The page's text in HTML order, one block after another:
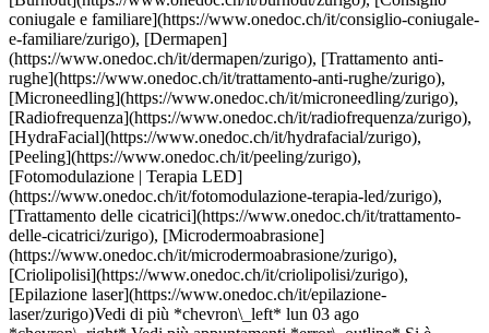
it/dermapen/zurigo), [Trattamento anti-rughe](https://www.onedoc.ch/it/trattamento-anti-rughe/zurigo), [Microneedling](https://www.onedoc.ch/it/microneedling/zurigo), [Radiofrequenza](https://www.onedoc.ch/it/radiofrequenza/zurigo), [HydraFacial](https://www.onedoc.ch/it/hydrafacial/zurigo), [Peeling](https://www.onedoc.ch/it/peeling/zurigo), [Fotomodulazione | Terapia LED](https://www.onedoc.ch/it/fotomodulazione-terapia-led/zurigo), [Trattamento delle cicatrici](https://www.onedoc.ch/it/trattamento-delle-cicatrici/zurigo), [Microdermoabrasione](https://www.onedoc.ch/it/microdermoabrasione/zurigo), [Criolipolisi](https://www.onedoc.ch/it/criolipolisi/zurigo), [Epilazione laser](https://www.onedoc.ch/it/epilazione-laser/zurigo)Vedi di più *chevron\_left* lun 03 ago *chevron\_right* Vedi più appuntamenti *error\_outline* Si è verificato un errore durante il caricamento della disponibilità [Riprova](https://www.onedoc.ch) Competenze: Trattamento delle macchie pigmentate, [Diabete](https://www.onedoc.ch/it/diabete/zurigo), [Disturbi alimentari](https://www.onedoc.ch/it/disturbi-alimentari/zurigo), [Cefalea ed emicrania](https://www.onedoc.ch/it/cefalea-ed-emicrania/zurigo), [Burnout](https://www.onedoc.ch/it/burnout/zurigo), [Consiglio coniugale e familiare](https://www.onedoc.ch/it/consiglio-coniugale-e-familiare/zurigo), [Dermapen](https://www.onedoc.ch/it/dermapen/zurigo), [Trattamento anti-rughe](https://www.onedoc.ch/it/trattamento-anti-rughe/zurigo), [Microneedling](https://www.onedoc.ch/it/microneedling/zurigo), [Radiofrequenza](https://www.onedoc.ch/it/radiofrequenza/zurigo), [HydraFacial](https://www.onedoc.ch/it/hydrafacial/zurigo), [Peeling](https://www.onedoc.ch/it/peeling/zurigo), [Fotomodulazione | Terapia LED](https://www.onedoc.ch/it/fotomodulazione-terapia-led/zurigo), [Trattamento delle cicatrici](https://www.onedoc.ch/it/trattamento-delle-cicatrici/zurigo), [Microdermoabrasione](https://www.onedoc.ch/it/microdermoabrasione/zurigo), [Criolipolisi](https://www.onedoc.ch/it/criolipolisi/zurigo), [Epilazione laser](https://www.onedoc.ch/it/epilazione-laser/zurigo)Vedi di più [![Dipl. med. Elena Zöhner, dermatologa a Zurigo](https://assets.onedoc.ch/images/users/994669b177c5ff3ce5c9e39c704728d247e24ad82cc7881a6ff17c1963831229-small.jpg "Dipl. med. Elena Zöhner, dermatologa a Zurigo")](https://www.onedoc.ch/it/dermatologa/zurigo/pbkhk/dipl-med-elena-zohner) ### [Dipl. med. Elena Zöhner](https://www.onedoc.ch/it/dermatologa/zurigo/pbkhk/dipl-med-elena-zohner) ![Badge che indica un profilo verificato](https://www.onedoc.ch/assets/images/icons/checkmark.svg) [Dermatologa](https://www.onedoc.ch/it/dermatologo/zurigo) [Arzthaus Zürich Stadelhofen](https://www.onedoc.ch/it/centro-medico/zurigo/ewil/arzthaus-zurich-stadelhofen) Goethestrasse 14 8001 Zurigo ![Icona paziente con segno più che indica che il professionista accetta nuovi pazienti](https://www.onedoc.ch/assets/images/icons/new-patients.svg)Accetta nuovi pazienti [Prenota un appuntamento](https://www.onedoc.ch/it/dermatologa/zurigo/pbkhk/dipl-med-elena-zohner) Competenze: Trattamento delle macchie pigmentate, [Allergia | AllergoTest | Controllo allergie](https://www.onedoc.ch/it/allergia-allergotest-controllo-allergie/zurigo), [Emergenza dermatologica](https://www.onedoc.ch/it/emergenza-dermatologica/zurigo), [Desensibilizzazione | Immunoterapia allergene-specifica | Immunoterapia dell'allergene](https://www.onedoc.ch/it/desensibilizzazione-immunoterapia-allergene-specifica-immunoterapia-dell-allergene/zurigo), [Eczema](https://www.onedoc.ch/it/eczema/zurigo), [Controllo della pelle](https://www.onedoc.ch/it/controllo-della-pelle/zurigo), [Melanoma](https://www.onedoc.ch/it/melanoma/zurigo), [Microneedling](https://www.onedoc.ch/it/microneedling/zurigo)Vedi di più Competenze: Trattamento delle macchie pigmentate, [Allergia | AllergoTest | Controllo allergie](https://www.onedoc.ch/it/allergia-allergotest-controllo-allergie/zurigo), [Emergenza dermatologica](https://www.onedoc.ch/it/emergenza-dermatologica/zurigo), [Desensibilizzazione | Immunoterapia allergene-specifica | Immunoterapia dell'allergene](https://www.onedoc.ch/it/desensibilizzazione-immunoterapia-allergene-specifica-immunoterapia-dell-allergene/zurigo), [Eczema](https://www.onedoc.ch/it/eczema/zurigo), [Controllo della pelle](https://www.onedoc.ch/it/controllo-della-pelle/zurigo), [Melanoma](https://www.onedoc.ch/it/melanoma/zurigo), [Microneedling](https://www.onedoc.ch/it/microneedling/zurigo)Vedi di più [![Sig.ra Cristiane Cardoso Schneider, terapista della nutrizione (MCO) a Zurigo](https://assets.onedoc.ch/images/users/280cc5f5f64bbf08fe36497eda4bd9c47c96ee151daf2777837c53588fb2a9c2-small.jpg "Sig.ra Cristiane Cardoso Schneider, terapista della nutrizione (MCO) a Zurigo")](https://www.onedoc.ch/it/terapista-della-nutrizione-mco/zurigo/pchuc/cristiane-cardoso-schneider) ### [Sig.ra Cristiane Cardoso Schneider](https://www.onedoc.ch/it/terapista-della-nutrizione-mco/zurigo/pchuc/cristiane-cardoso-schneider) ![Badge che indica un profilo verificato](https://www.onedoc.ch/assets/images/icons/checkmark.svg) [Terapista della nutrizione (MCO)](https://www.onedoc.ch/it/terapista-della-nutrizione-mco/zurigo) [Ernährungsberatung & Naturheilkunde Online](https://www.onedoc.ch/it/studio-medicina-alternativa/zurigo/e5me/ernahrungsberatung-naturheilkunde-online) Forchstrasse 8b 8008 Zurigo ![Sig.ra Cristiane Cardoso Schneider è affiliata alla rete ASCA](https://assets.onedoc.ch/images/networks/logos/496d325fd4282f2f0a46197dd629fd16fcd2d324839e441a2a65aaa74df08a15-small.png)![Sig.ra Cristiane Cardoso Schneider è affiliata alla rete RME](https://assets.onedoc.ch/images/networks/logos/a202aabd14cdddb5ff03205af2481fb805645ff903773c55a6c572d22f23762e-small.png)![Sig.ra Cristiane Cardoso Schneider è affiliata alla rete NVS](https://assets.onedoc.ch/images/networks/logos/9a2241fd4e36c4b6fa68d6b2b5a7d8e03f1311a3e91f86936a143e15035d5cb6-small.png) ![Icona fotocamera con simbolo play che indica che il professionista offre videoconsulti](https://www.onedoc.ch/assets/images/icons/video-consultations.svg)Video-consulti disponibili ![Icona paziente con segno più che indica che il professionista accetta nuovi pazienti](https://www.onedoc.ch/assets/images/icons/new-patients.svg)Accetta nuovi pazienti [Prenota un appuntamento](https://www.onedoc.ch/it/terapista-della-nutrizione-mco/zurigo/pchuc/cristiane-cardoso-schneider) Competenze: Trattamento delle macchie pigmentate, [Diabete](https://www.onedoc.ch/it/diabete/zurigo), [Disturbi alimentari](https://www.onedoc.ch/it/disturbi-alimentari/zurigo), [Cefalea ed emicrania](https://www.onedoc.ch/it/cefalea-ed-emicrania/zurigo), [Burnout](https://www.onedoc.ch/it/burnout/zurigo), [Consiglio coniugale e familiare](https://www.onedoc.ch/it/consiglio-coniugale-e-familiare/zurigo), [Dermapen](https://www.onedoc.ch/it/dermapen/zurigo), [Trattamento anti-rughe](https://www.onedoc.ch/it/trattamento-anti-rughe/zurigo), [Microneedling](https://www.onedoc.ch/it/microneedling/zurigo), [Radiofrequenza](https://www.onedoc.ch/it/radiofrequenza/zurigo), [HydraFacial](https://www.onedoc.ch/it/hydrafacial/zurigo), [Peeling](https://www.onedoc.ch/it/peeling/zurigo), [Fotomodulazione | Terapia LED](https://www.onedoc.ch/it/fotomodulazione-terapia-led/zurigo), [Trattamento delle cicatrici](https://www.onedoc.ch/it/trattamento-delle-cicatrici/zurigo), [Microdermoabrasione](https://www.onedoc.ch/it/microdermoabrasione/zurigo), [Criolipolisi](https://www.onedoc.ch/it/criolipolisi/zurigo), [Epilazione laser](https://www.onedoc.ch/it/epilazione-laser/zurigo)Vedi di più Competenze: Trattamento delle macchie pigmentate, [Diabete](https://www.onedoc.ch/it/diabete/zurigo), [Disturbi alimentari](https://www.onedoc.ch/it/disturbi-alimentari/zurigo), [Cefalea ed emicrania](https://www.onedoc.ch/it/cefalea-ed-emicrania/zurigo), [Burnout](https://www.onedoc.ch/it/burnout/zurigo), [Consiglio coniugale e familiare](https://www.onedoc.ch/it/consiglio-coniugale-e-familiare/zurigo), [Dermapen](https://www.onedoc.ch/it/dermapen/zurigo), [Trattamento anti-rughe](https://www.onedoc.ch/it/trattamento-anti-rughe/zurigo), [Microneedling](https://www.onedoc.ch/it/microneedling/zurigo), [Radiofrequenza](https://www.onedoc.ch/it/radiofrequenza/zurigo), [HydraFacial](https://www.onedoc.ch/it/hydrafacial/zurigo), [Peeling](https://www.onedoc.ch/it/peeling/zurigo), [Fotomodulazione | Terapia LED](https://www.onedoc.ch/it/fotomodulazione-terapia-led/zurigo), [Trattamento delle cicatrici](https://www.onedoc.ch/it/trattamento-delle-cicatrici/zurigo), [Microdermoabrasione](https://www.onedoc.ch/it/microdermoabrasione/zurigo), [Criolipolisi](https://www.onedoc.ch/it/criolipolisi/zurigo), [Epilazione laser](https://www.onedoc.ch/it/epilazione-laser/zurigo)Vedi di più [![Dipl. med. Letizia Sabbatini Rossetti, dermatologa a Zurigo](https://assets.onedoc.ch/images/users/4696ba3f020b804eea7cbc81687ec860242cbdbece6ff099d829062b95524500-small.jpg "Dipl. med. Letizia Sabbatini Rossetti, dermatologa a Zurigo")](https://www.onedoc.ch/it/dermatologa/zurigo/pbjtm/dipl-med-letizia-sabbatini-rossetti) ### [Dipl. med. Letizia Sabbatini Rossetti](https://www.onedoc.ch/it/dermatologa/zurigo/pbjtm/dipl-med-letizia-sabbatini-rossetti) ![Badge che indica un profilo verificato](https://www.onedoc.ch/assets/images/icons/checkmark.svg) [Dermatologa](https://www.onedoc.ch/it/dermatologo/zurigo) [Arzthaus Zürich Stadelhofen](https://www.onedoc.ch/it/centro-medico/zurigo/ewil/arzthaus-zurich-stadelhofen) Goethestrasse 14 8001 Zurigo ![Icona paziente con segno più che indica che il professionista accetta nuovi pazienti](https://www.onedoc.ch/assets/images/icons/new-patients.svg)Accetta nuovi pazienti [Prenota un appuntamento](https://www.onedoc.ch/it/dermatologa/zurigo/pbjtm/dipl-med-letizia-sabbatini-rossetti) Competenze: Trattamento delle macchie pigmentate, [Allergia | AllergoTest | Controllo alle